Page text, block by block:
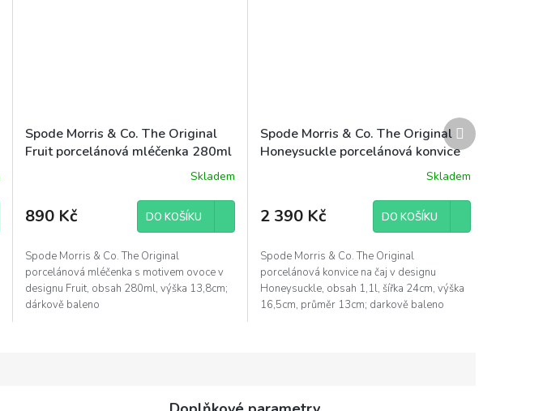
Spode Morris & Co. The Original
Fruit porcelánová mléčenka 280ml
Skladem
890 Kč DO KOŠÍKU
Spode Morris & Co. The Original
porcelánová mléčenka s motivem ovoce v
designu Fruit, obsah 280ml, výška 13,8cm;
dárkově baleno
Spode Morris & Co. The Original
Honeysuckle porcelánová konvice
Skladem
2 390 Kč DO KOŠÍKU
Spode Morris & Co. The Original
porcelánová konvice na čaj v designu
Honeysuckle, obsah 1,1l, šířka 24cm, výška
16,5cm, průměr 13cm; darkově baleno
Další
produkt